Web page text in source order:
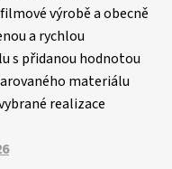
výrobě a obecně
a rychlou
s přidanou hodnotou
materiálu
realizace